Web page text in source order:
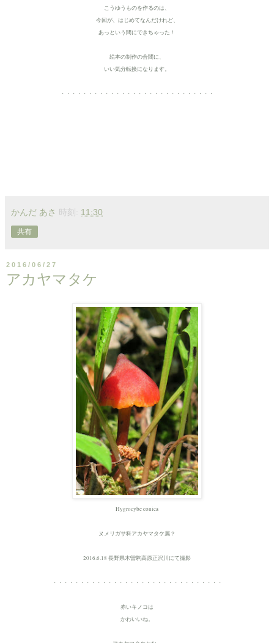
こうゆうものを作るのは、
今回が、はじめてなんだけれど、
あっという間にできちゃった！
絵本の制作の合間に、
いい気分転換になります。
・・・・・・・・・・・・・・・・・・・・・・・・・・・・
かんだ あさ 時刻: 11:30
共有
2016/06/27
アカヤマタケ
Hygrocybe conica
ヌメリガサ科アカヤマタケ属？
2016.6.18 長野県木曽駒高原正沢川にて撮影
・・・・・・・・・・・・・・・・・・・・・・・・・・・・・・・
赤いキノコは
かわいいね。